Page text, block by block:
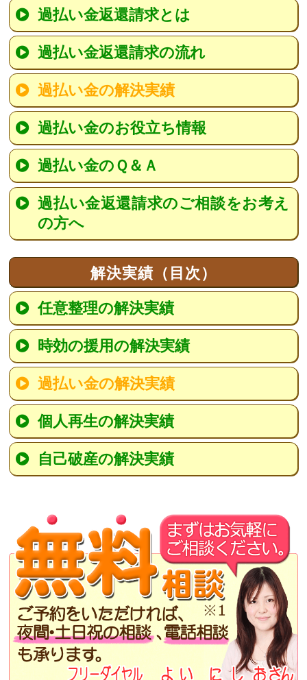
過払い金返還請求とは
過払い金返還請求の流れ
過払い金の解決実績
過払い金のお役立ち情報
過払い金のＱ＆Ａ
過払い金返還請求のご相談をお考え
の方へ
解決実績（目次）
任意整理の解決実績
時効の援用の解決実績
過払い金の解決実績
個人再生の解決実績
自己破産の解決実績